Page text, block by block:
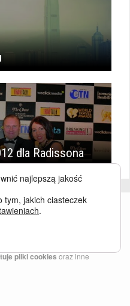
dla Radissona
pliki cookiesoraz inne
najlepszą jakość
tym, jakich ciasteczek
.